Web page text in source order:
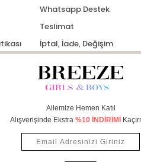
Whatsapp Destek
Teslimat
İptal, İade, Değişim